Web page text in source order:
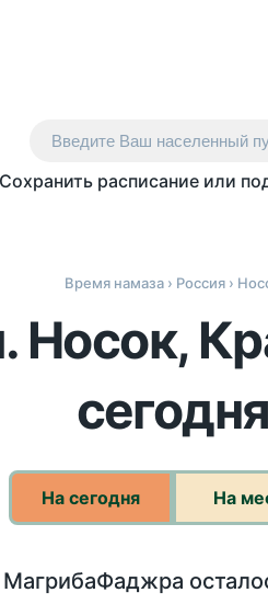
Введите Ваш населенный
Сохранить расписание или
Время намаза › Россия ›
Носок,
сегодня
На сегодня На